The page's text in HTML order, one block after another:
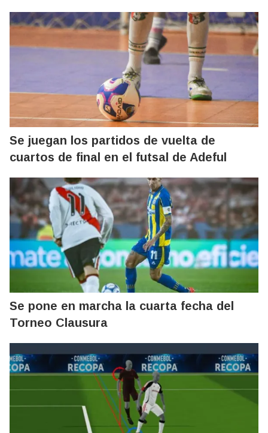
Se juegan los partidos de vuelta de
cuartos de final en el futsal de Adeful
Se pone en marcha la cuarta fecha del
Torneo Clausura